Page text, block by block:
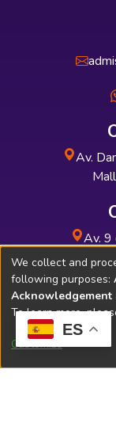
ES
Av.
Av. 9
We collect and
following purposes:
Acknowledgement
To learn more,
Customize